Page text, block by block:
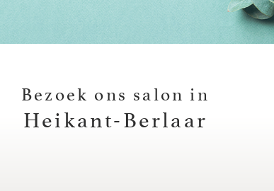
Bezoek ons salon in
Heikant-Berlaar